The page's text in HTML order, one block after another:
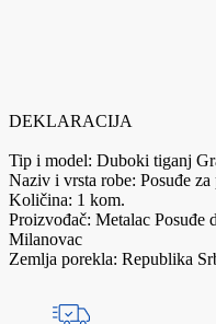
DEKLARACIJA
Tip i model: Duboki tiganj
Naziv i vrsta robe: Posuđe za
Količina: 1 kom.
Proizvođač: Metalac Posuđe
Milanovac
Zemlja porekla: Republika